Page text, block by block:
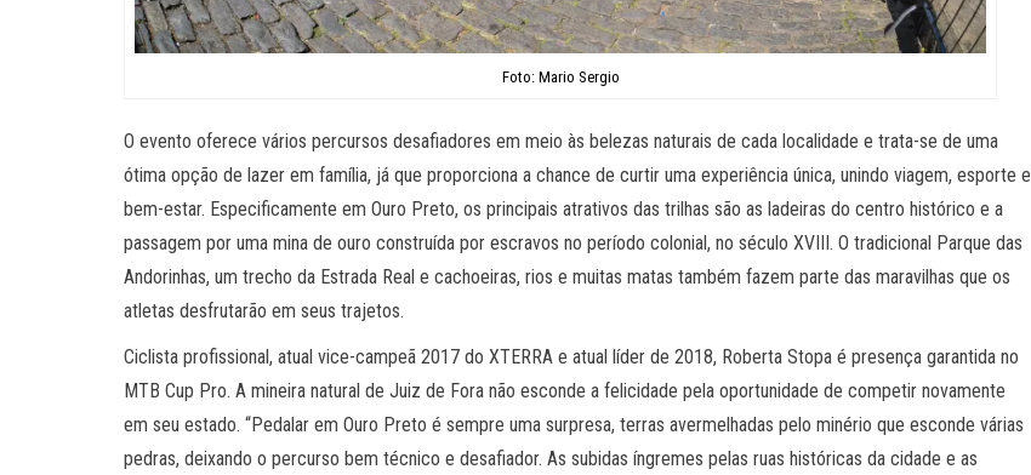
Foto: Mario Sergio
O evento oferece vários percursos desafiadores em meio às belezas naturais de cada localidade e trata-se de uma
ótima opção de lazer em família, já que proporciona a chance de curtir uma experiência única, unindo viagem, esporte e
bem-estar. Especificamente em Ouro Preto, os principais atrativos das trilhas são as ladeiras do centro histórico e a
passagem por uma mina de ouro construída por escravos no período colonial, no século XVIII. O tradicional Parque das
Andorinhas, um trecho da Estrada Real e cachoeiras, rios e muitas matas também fazem parte das maravilhas que os
atletas desfrutarão em seus trajetos.
Ciclista profissional, atual vice-campeã 2017 do XTERRA e atual líder de 2018, Roberta Stopa é presença garantida no
MTB Cup Pro. A mineira natural de Juiz de Fora não esconde a felicidade pela oportunidade de competir novamente
em seu estado. “Pedalar em Ouro Preto é sempre uma surpresa, terras avermelhadas pelo minério que esconde várias
pedras, deixando o percurso bem técnico e desafiador. As subidas íngremes pelas ruas históricas da cidade e as